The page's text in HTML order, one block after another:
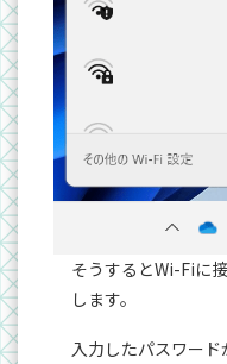
そうするとWi-Fiに
します。
入力したパスワー